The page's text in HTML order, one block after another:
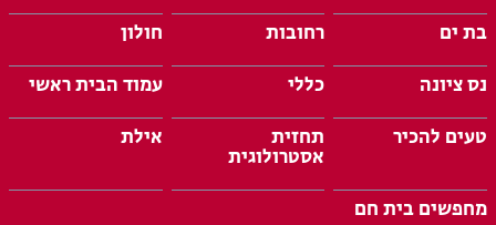
בת ים
רחובות
חולון
נס ציונה
כללי
עמוד הבית ראשי
טעים להכיר
תחזית
אסטרולוגית
אילת
מחפשים בית חם